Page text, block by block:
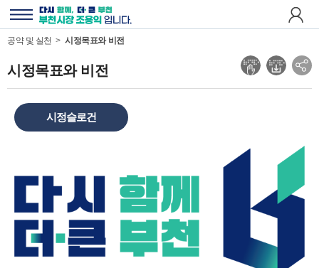
다
시
뛰
는
부
천
,
부
천
시
용
익
입
니
다
전
체
뉴
보
기
이
공약 및 실천 시정목표와 비전
시정목표와 비전
소
셜
보
기
시정슬로건